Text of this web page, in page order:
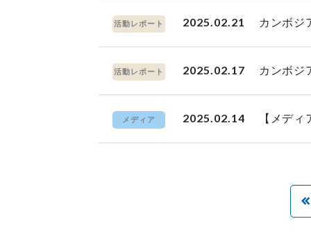
活動レポート 2025.02.21 カンボジ
活動レポート 2025.02.17 カンボジ
メディア 2025.02.14 【メデ